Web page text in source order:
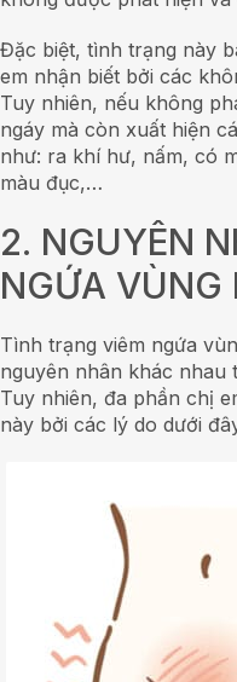
Đặc biệt, tình trạng này
em nhận biết bởi các
Tuy nhiên, nếu không
ngáy mà còn xuất hiện
như: ra khí hư, nấm, có
màu đục,…
2. NGUYÊN
NGỨA VÙNG
Tình trạng viêm ngứa
nguyên nhân khác nhau
Tuy nhiên, đa phần chị
này bởi các lý do dưới